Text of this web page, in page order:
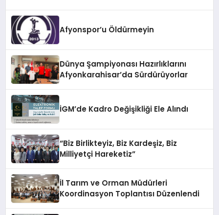
Afyonspor’u Öldürmeyin
Dünya Şampiyonası Hazırlıklarını
Afyonkarahisar’da Sürdürüyorlar
İGM’de Kadro Değişikliği Ele Alındı
“Biz Birlikteyiz, Biz Kardeşiz, Biz
Milliyetçi Hareketiz”
İl Tarım ve Orman Müdürleri
Koordinasyon Toplantısı Düzenlendi